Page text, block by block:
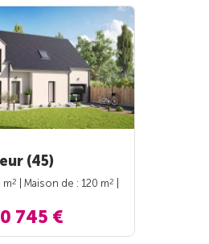
(45)
m2 | Maison de : 120 m2
745 €